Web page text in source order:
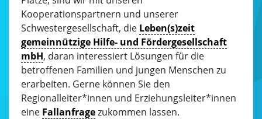
Kooperationspartnern und unserer
Schwestergesellschaft, die Leben(s)zeit
gemeinnützige Hilfe- und Fördergesellschaft
mbH, daran interessiert Lösungen für die
betroffenen Familien und jungen Menschen zu
erarbeiten. Gerne können Sie den
Regionalleiter*innen und Erziehungsleiter*innen
eine Fallanfragezukommen lassen.